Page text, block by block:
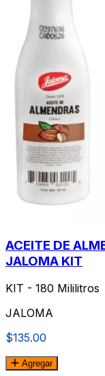
ACEITE DE
JALOMA KIT
KIT - 180 Mililitros
JALOMA
$135.00
Agregar